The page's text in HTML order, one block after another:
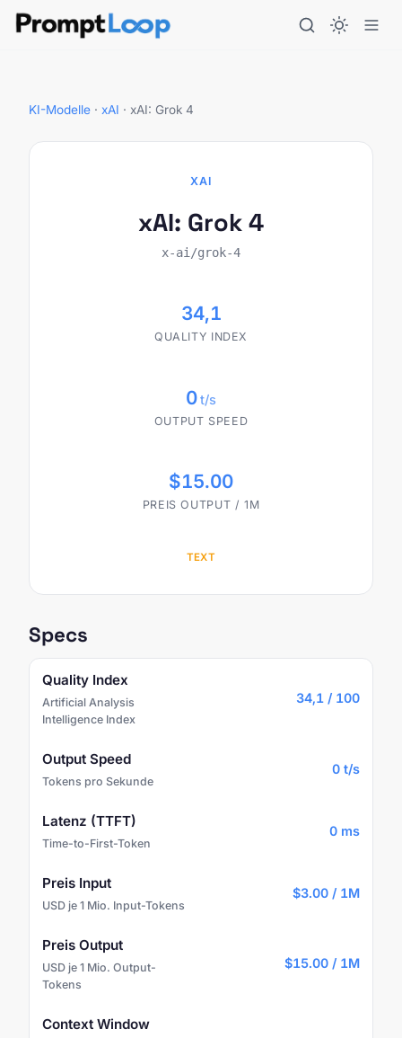
KI-Modelle · xAI · xAI: Grok 4
XAI
xAI: Grok 4
x-ai/grok-4
34,1
QUALITY INDEX
0t/s
OUTPUT SPEED
$15.00
PREIS OUTPUT / 1M
TEXT
Specs
Quality Index
Artificial Analysis
Intelligence Index
34,1 / 100
Output Speed
Tokens pro Sekunde
0 t/s
Latenz (TTFT)
Time-to-First-Token
0 ms
Preis Input
USD je 1 Mio. Input-Tokens
$3.00 / 1M
Preis Output
USD je 1 Mio. Output-
Tokens
$15.00 / 1M
Context Window